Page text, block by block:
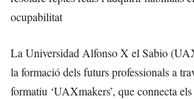
ocupabilitat
La Universidad Alfonso X el Sabio
la formació dels futurs professionals a
formatiu ‘UAXmakers’, que connecta